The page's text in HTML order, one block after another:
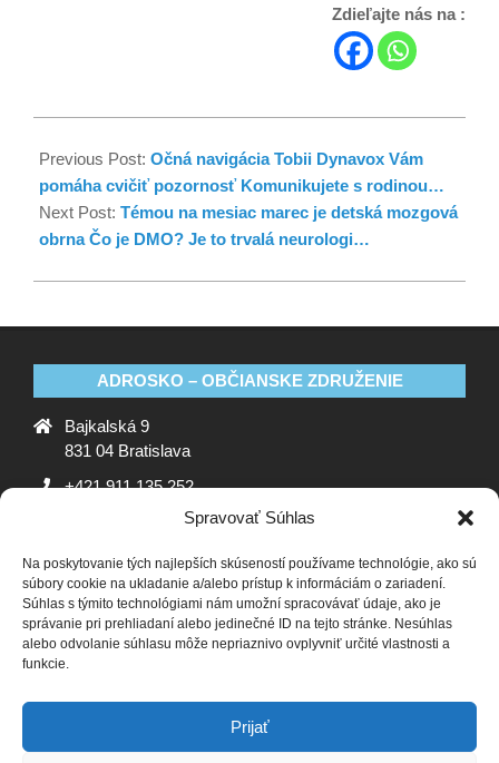
Spravovať Súhlas
Na poskytovanie tých najlepších skúseností používame technológie, ako sú
súbory cookie na ukladanie a/alebo prístup k informáciám o zariadení.
Súhlas s týmito technológiami nám umožní spracovávať údaje, ako je
správanie pri prehliadaní alebo jedinečné ID na tejto stránke. Nesúhlas
alebo odvolanie súhlasu môže nepriaznivo ovplyvniť určité vlastnosti a
funkcie.
Prijať
Zdieľajte nás na :
Previous Post: Očná navigácia Tobii Dynavox Vám
pomáha cvičiť pozornosť Komunikujete s rodinou…
Next Post: Témou na mesiac marec je detská mozgová
obrna Čo je DMO? Je to trvalá neurologi…
ADROSKO – OBČIANSKE ZDRUŽENIE
Bajkalská 9
831 04 Bratislava
+421 911 135 252
ADROSKO
Stanovy OZ Ochrana osobných údajov
Zásady
používania súborov cookie (EÚ)
Vyhlásenie o ochrane
osobných údajov (EU)
SLEDUJTE NÁS